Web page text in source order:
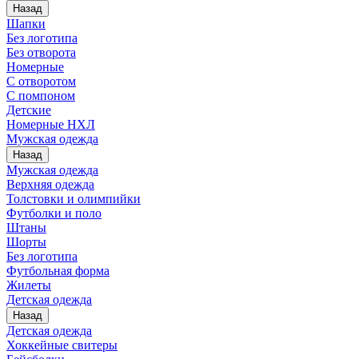
Назад
Шапки
Без логотипа
Без отворота
Номерные
С отворотом
С помпоном
Детские
Номерные НХЛ
Мужская одежда
Назад
Мужская одежда
Верхняя одежда
Толстовки и олимпийки
Футболки и поло
Штаны
Шорты
Без логотипа
Футбольная форма
Жилеты
Детская одежда
Назад
Детская одежда
Хоккейные свитеры